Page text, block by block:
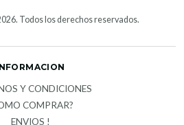
Todos los derechos reservados.
Y CONDICIONES
COMPRAR?
ENVIOS !